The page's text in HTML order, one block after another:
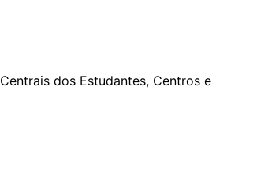
dos Estudantes, Centros e